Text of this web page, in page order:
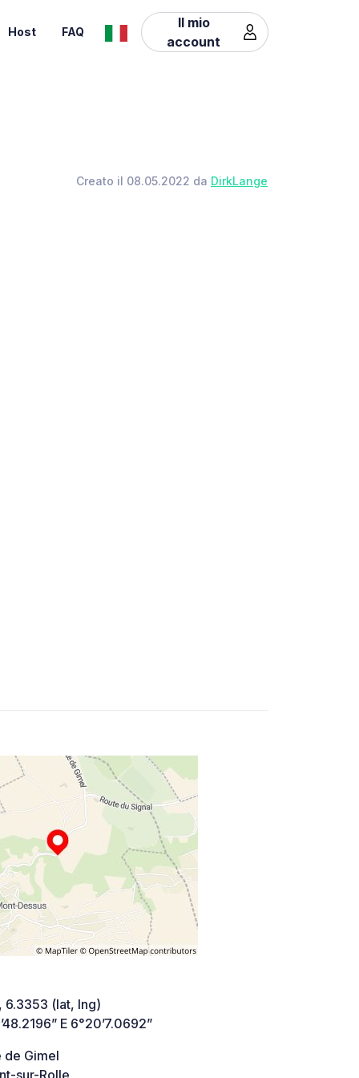
Host FAQ
Il mio
account
Creato il 08.05.2022 da DirkLange
6.3353 (lat, lng)
E 6°20’7.0692”
de Gimel
sur-Rolle,